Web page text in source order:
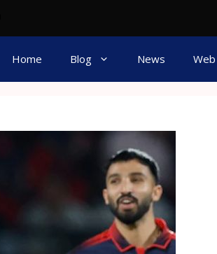
Home Blog News